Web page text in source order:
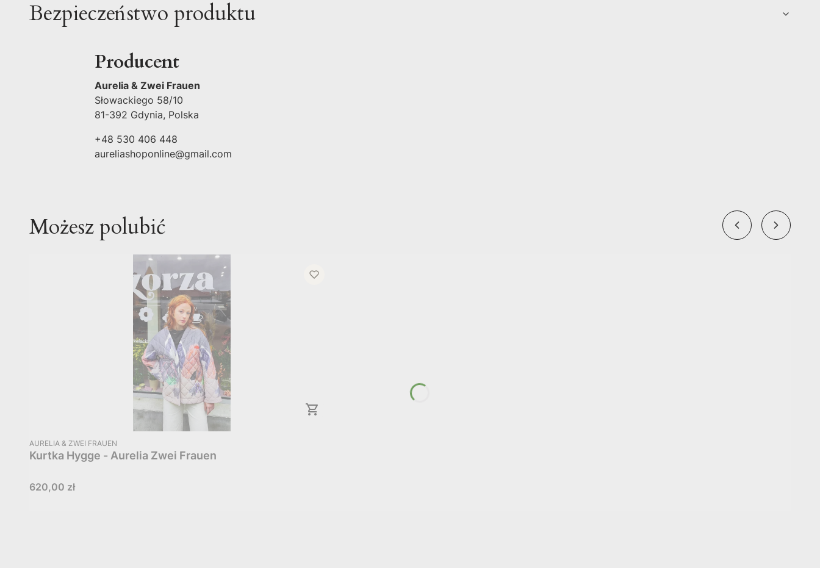
Bezpieczeństwo produktu
Producent
Aurelia & Zwei Frauen
Słowackiego 58/10
81-392 Gdynia, Polska
+48 530 406 448
aureliashoponline@gmail.com
Możesz polubić
PRODUCENT
AURELIA & ZWEI FRAUEN
Kurtka Hygge - Aurelia Zwei Frauen
Cena
620,00 zł